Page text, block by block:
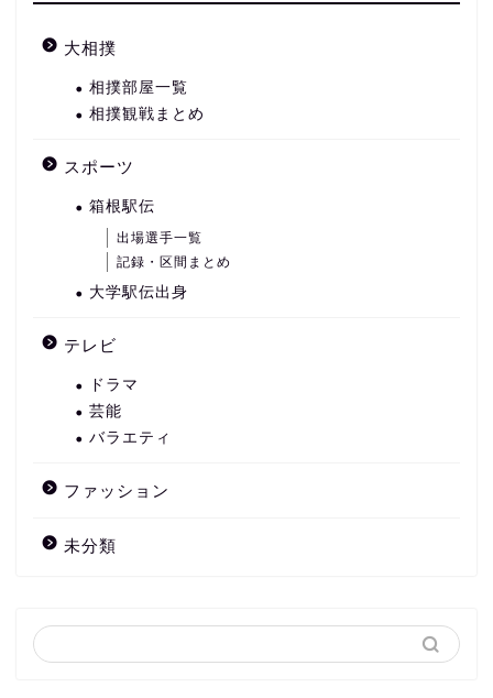
大相撲
相撲部屋一覧
相撲観戦まとめ
スポーツ
箱根駅伝
出場選手一覧
記録・区間まとめ
大学駅伝出身
テレビ
ドラマ
芸能
バラエティ
ファッション
未分類